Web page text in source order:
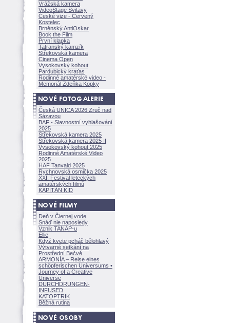
Vrážská kamera
VideoStage Svitavy
České vize - Červený
Kostelec
Brněnský AntiOskar
Book the Film
První klapka
Tatranský kamzík
Střekovská kamera
Cinema Open
Vysokovský kohout
Pardubický kraťas
Rodinné amatérské video -
Memoriál Zdeňka Kopky
Česká UNICA 2026 Zruč nad
Sázavou
BAF - Slavnostní vyhlašování
2025
Střekovská kamera 2025
Střekovská kamera 2025 II
Vysokovský kohout 2025
Rodinné Amatérské Video
2025
HAF Tanvald 2025
Rychnovská osmička 2025
XXI. Festival leteckých
amatérských filmů
KAPITÁN KID
Deň v Čiernej vode
Snáď nie naposledy
Vznik TANAP-u
Ellie
Když kvete pcháč bělohlavý
Výtvarné setkání na
Prostřední Bečvě
ARMONÍA – Reise eines
schöpferischen Universums •
Journey of a Creative
Universe
DURCHDRUNGEN·
INFUSED
KATOPTRIK
Běžná rutina